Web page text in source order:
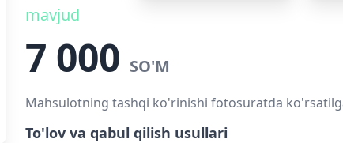
mavjud
7 000 SO'M
Mahsulotning tashqi ko'rinishi fotosuratda
To'lov va qabul qilish usullari